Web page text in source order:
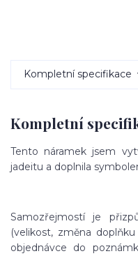
Kompletní specifikace
Kompletní
Tento náramek jsem
jadeitu a doplnila
Samozřejmostí je
(velikost, změna
objednávce do